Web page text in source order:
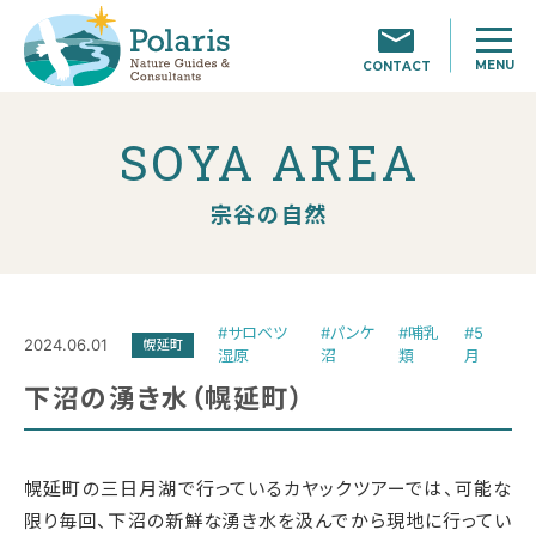
CONTACT MENU
SOYA AREA
宗谷の自然
2024.06.01 幌延町
#サロベツ
湿原
#パンケ
沼
#哺乳
類
#5
月
下沼の湧き水（幌延町）
幌延町の三日月湖で行っているカヤックツアーでは、可能な
限り毎回、下沼の新鮮な湧き水を汲んでから現地に行ってい